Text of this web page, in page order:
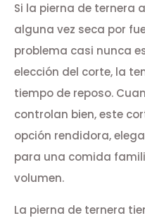
Si la pierna de ternera
alguna vez seca por
problema casi nunca
elección del corte, la
tiempo de reposo.
controlan bien, este
opción rendidora,
para una comida
volumen.
La pierna de ternera